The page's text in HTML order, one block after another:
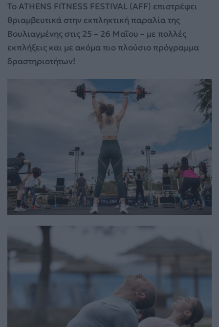
Το ATHENS FITNESS FESTIVAL (AFF) επιστρέφει
θριαμβευτικά στην εκπληκτική παραλία της
Βουλιαγμένης στις 25 – 26 Μαΐου – με πολλές
εκπλήξεις και με ακόμα πιο πλούσιο πρόγραμμα
δραστηριοτήτων!